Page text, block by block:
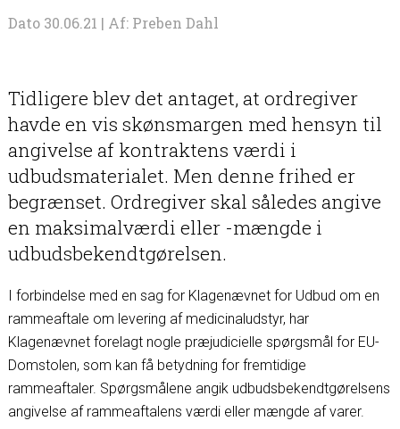
Dato 30.06.21 | Af: Preben Dahl
Tidligere blev det antaget, at ordregiver
havde en vis skønsmargen med hensyn til
angivelse af kontraktens værdi i
udbudsmaterialet. Men denne frihed er
begrænset. Ordregiver skal således angive
en maksimalværdi eller -mængde i
udbudsbekendtgørelsen.
I forbindelse med en sag for Klagenævnet for Udbud om en
rammeaftale om levering af medicinaludstyr, har
Klagenævnet forelagt nogle præjudicielle spørgsmål for EU-
Domstolen, som kan få betydning for fremtidige
rammeaftaler. Spørgsmålene angik udbudsbekendtgørelsens
angivelse af rammeaftalens værdi eller mængde af varer.